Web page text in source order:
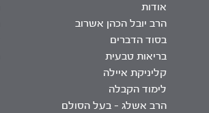
אודות
הרב יובל הכהן אשרוב
בסוד הדברים
בריאות טבעית
קליניקת איילה
לימוד הקבלה
הרב אשלג – בעל הסולם